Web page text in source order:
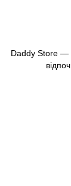
Daddy Store —